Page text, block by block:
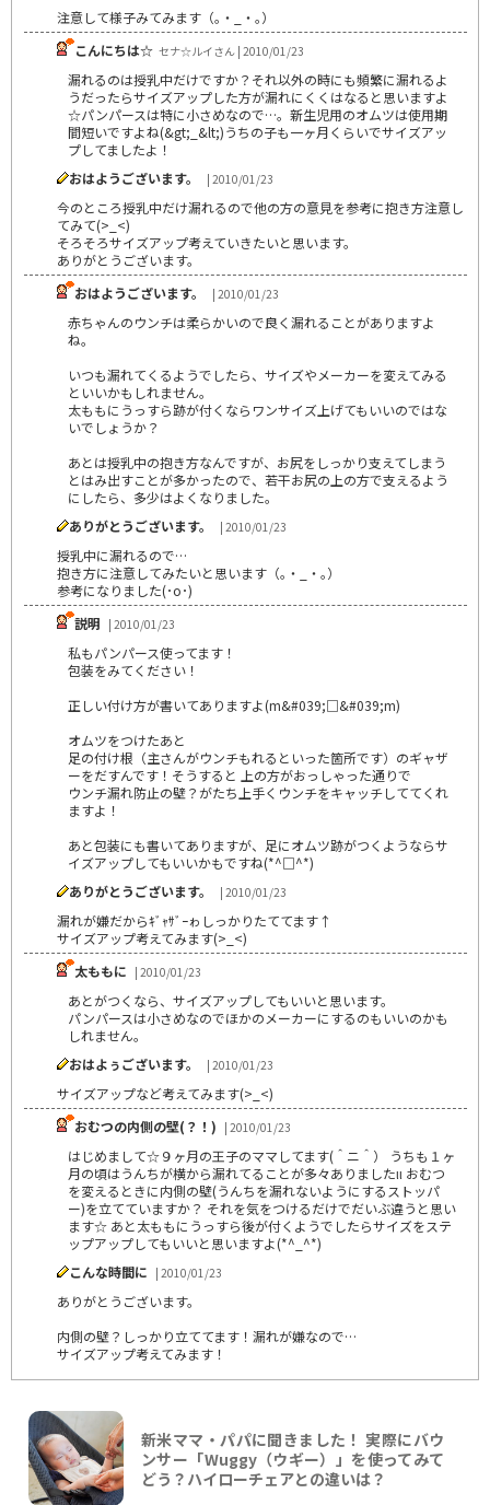
注意して様子みてみます（｡・_・｡）
こんにちは☆ セナ☆ルイさん | 2010/01/23
漏れるのは授乳中だけですか？それ以外の時にも頻繁に漏れるよ
うだったらサイズアップした方が漏れにくくはなると思いますよ
☆パンパースは特に小さめなので…。新生児用のオムツは使用期
間短いですよね(&gt;_&lt;)うちの子も一ヶ月くらいでサイズアッ
プしてましたよ！
おはようございます。
| 2010/01/23
今のところ授乳中だけ漏れるので他の方の意見を参考に抱き方注意し
てみて(>_<)
そろそろサイズアップ考えていきたいと思います。
ありがとうございます。
おはようございます。
| 2010/01/23
赤ちゃんのウンチは柔らかいので良く漏れることがありますよ
ね。
いつも漏れてくるようでしたら、サイズやメーカーを変えてみる
といいかもしれません。
太ももにうっすら跡が付くならワンサイズ上げてもいいのではな
いでしょうか？
あとは授乳中の抱き方なんですが、お尻をしっかり支えてしまう
とはみ出すことが多かったので、若干お尻の上の方で支えるよう
にしたら、多少はよくなりました。
ありがとうございます。
| 2010/01/23
授乳中に漏れるので…
抱き方に注意してみたいと思います（｡・_・｡）
参考になりました(･o･)
説明 | 2010/01/23
私もパンパース使ってます！
包装をみてください！
正しい付け方が書いてありますよ(m&#039;□&#039;m)
オムツをつけたあと
足の付け根（主さんがウンチもれるといった箇所です）のギャザ
ーをだすんです！そうすると 上の方がおっしゃった通りで
ウンチ漏れ防止の壁？がたち上手くウンチをキャッチしててくれ
ますよ！
あと包装にも書いてありますが、足にオムツ跡がつくようならサ
イズアップしてもいいかもですね(*^□^*)
ありがとうございます。
| 2010/01/23
漏れが嫌だからｷﾞｬｻﾞｰゎしっかりたててます↑
サイズアップ考えてみます(>_<)
太ももに | 2010/01/23
あとがつくなら、サイズアップしてもいいと思います。
パンパースは小さめなのでほかのメーカーにするのもいいのかも
しれません。
おはよぅございます。
| 2010/01/23
サイズアップなど考えてみます(>_<)
おむつの内側の壁(？！) | 2010/01/23
はじめまして☆９ヶ月の王子のママしてます(＾ニ＾） うちも１ヶ
月の頃はうんちが横から漏れてることが多々ありましたιι おむつ
を変えるときに内側の壁(うんちを漏れないようにするストッパ
ー)を立てていますか？ それを気をつけるだけでだいぶ違うと思い
ます☆ あと太ももにうっすら後が付くようでしたらサイズをステ
ップアップしてもいいと思いますよ(*^_^*)
こんな時間に | 2010/01/23
ありがとうございます。
内側の壁？しっかり立ててます！漏れが嫌なので…
サイズアップ考えてみます！
新米ママ・パパに聞きました！ 実際にバウ
ンサー「Wuggy（ウギー）」を使ってみて
どう？ハイローチェアとの違いは？